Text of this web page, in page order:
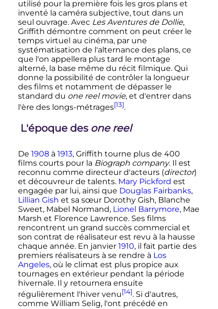
utilisé pour la première fois les gros plans et
inventé la caméra subjective, tout dans un
seul ouvrage. Avec Les Aventures de Dollie,
Griffith démontre comment on peut créer le
temps virtuel au cinéma, par une
systématisation de l'alternance des plans, ce
que l'on appellera plus tard le montage
alterné, la base même du récit filmique. Qui
donne la possibilité de contrôler la longueur
des films et notamment de dépasser le
standard du one reel movie, et d'entrer dans
l'ère des longs-métrages[13].
L'époque des one reel
De 1908à 1913, Griffith tourne plus de 400
films courts pour la Biograph company. Il est
reconnu comme directeur d'acteurs (director)
et découvreur de talents. Mary Pickford est
engagée par lui, ainsi que Douglas Fairbanks,
Lillian Gish et sa sœur Dorothy Gish, Blanche
Sweet, Mabel Normand, Lionel Barrymore, Mae
Marsh et Florence Lawrence. Ses films
rencontrent un grand succès commercial et
son contrat de réalisateur est revu à la hausse
chaque année. En janvier 1910, il fait partie des
premiers réalisateurs à se rendre à Los
Angeles, où le climat est plus propice aux
tournages en extérieur pendant la période
hivernale. Il y retournera ensuite
régulièrement l'hiver venu[14]. Si d'autres,
comme William Selig, l'ont précédé en